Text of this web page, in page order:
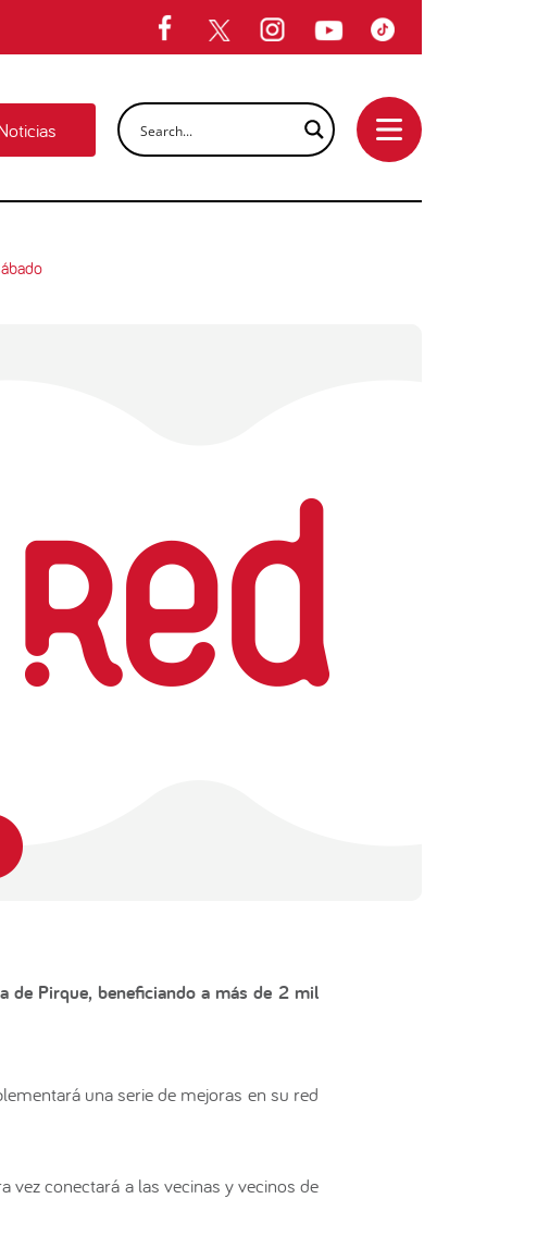
de Pirque, beneficiando a más de 2 mil
una serie de mejoras en su red
vez conectará a las vecinas y vecinos de